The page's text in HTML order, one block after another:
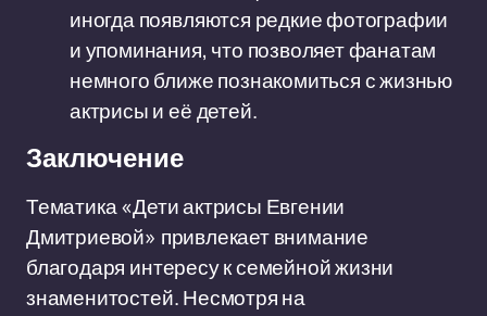
иногда появляются редкие фотографии
и упоминания, что позволяет фанатам
немного ближе познакомиться с жизнью
актрисы и её детей.
Заключение
Тематика «Дети актрисы Евгении
Дмитриевой» привлекает внимание
благодаря интересу к семейной жизни
знаменитостей. Несмотря на